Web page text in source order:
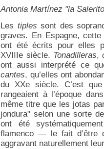
Antonia Martínez "la
Les tiples sont des
graves. En Espagne,
ont été écrits pour elles
XVIIIe siècle. Tonadilleras,
ont aussi interprété ce
cantes, qu’elles ont
du XXe siècle. C’est
rangeaient à l’époque
même titre que les jotas
jondura" selon une sorte
ont été
flamenco — le fait d’être
aggravant naturellement